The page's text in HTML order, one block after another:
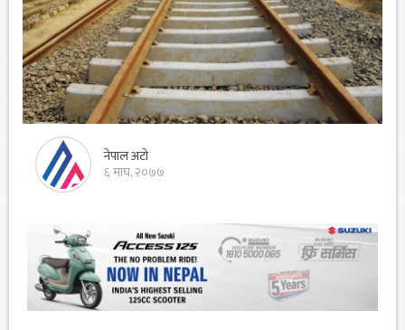
नेपाल अटो
६ माघ, २०७७